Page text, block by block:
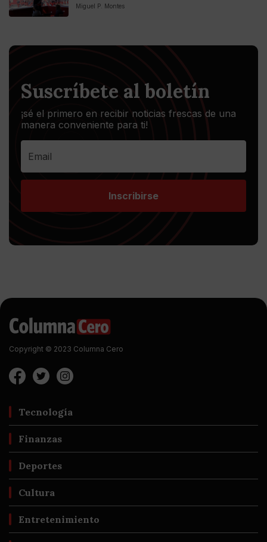
Miguel P. Montes
Suscríbete al boletín
¡sé el primero en recibir noticias frescas de una
manera conveniente para ti!
Inscribirse
Copyright © 2023 Columna Cero
Tecnología
Finanzas
Deportes
Cultura
Entretenimiento